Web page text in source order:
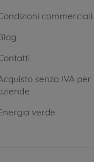
commerciali
senza IVA per
verde